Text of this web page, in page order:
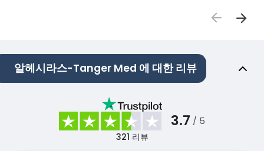
알헤시라스-Tanger Med 에 대한 리뷰
3.7 / 5
321 리뷰